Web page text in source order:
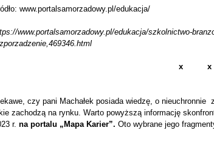
www.portalsamorzadowy.pl/edukacja/
www.portalsamorzadowy.pl/edukacja/szkolnictwo-
x
czy pani Machałek posiada wiedzę, o
zachodzą na rynku. Warto powyższą informację
r. na portalu „Mapa Karier”. Oto wybrane jego